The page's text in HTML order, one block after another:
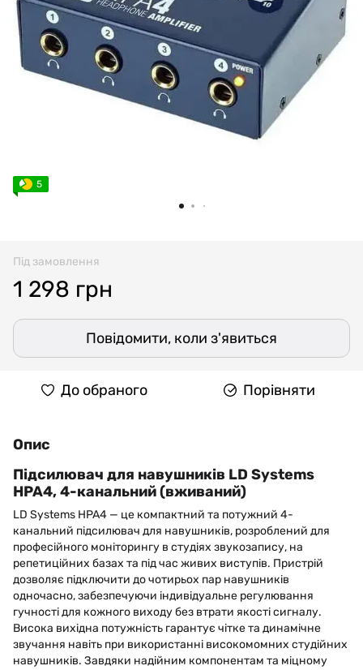
5
Під замовлення
1 298 грн
Повідомити, коли з'явиться
До обраного Порівняти
Опис
Підсилювач для навушників LD Systems
HPA4, 4-канальний (вживаний)
LD Systems HPA4 — це компактний та потужний 4-
канальний підсилювач для навушників, розроблений для
професійного моніторингу в студіях звукозапису, на
репетиційних базах та під час живих виступів. Пристрій
дозволяє підключити до чотирьох пар навушників
одночасно, забезпечуючи індивідуальне регулювання
гучності для кожного виходу без втрати якості сигналу.
Висока вихідна потужність гарантує чітке та динамічне
звучання навіть при використанні високомомних студійних
навушників. Завдяки надійним компонентам та міцному